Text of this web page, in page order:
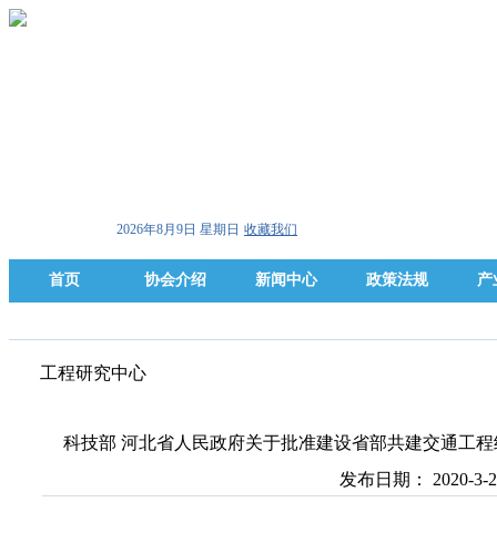
2026年8月9日 星期日 收藏我们
首页 协会介绍 新闻中心 政策法规 产
工程研究中心
科技部 河北省人民政府关于批准建设省部共建交通工
发布日期： 2020-